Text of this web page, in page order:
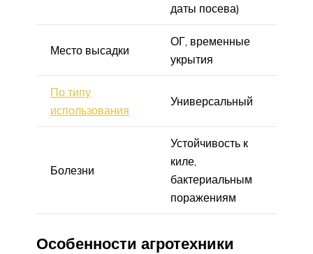
даты посева)
Место высадки
ОГ, временные
укрытия
По типу
использования
Универсальный
Болезни
Устойчивость к
киле,
бактериальным
поражениям
Особенности агротехники